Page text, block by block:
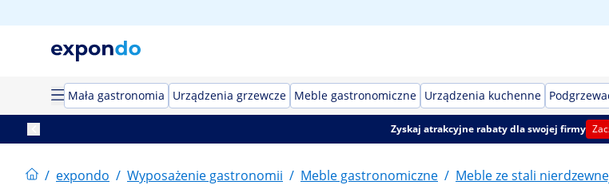
Mała gastronomia Urządzenia grzewcze Meble gastronomiczne Urządzenia kuchenne
Zyskaj atrakcyjne rabaty dla swojej firmy
/ expondo / Wyposażenie gastronomii / Meble gastronomiczne / Meble ze stali